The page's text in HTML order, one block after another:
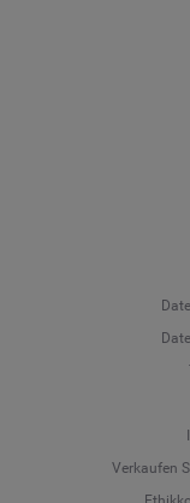
Verkaufen